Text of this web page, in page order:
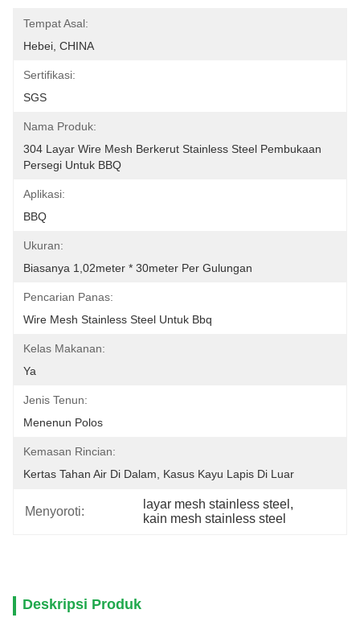
Tempat Asal:
Hebei, CHINA
Sertifikasi:
SGS
Nama Produk:
304 Layar Wire Mesh Berkerut Stainless Steel Pembukaan
Persegi Untuk BBQ
Aplikasi:
BBQ
Ukuran:
Biasanya 1,02meter * 30meter Per Gulungan
Pencarian Panas:
Wire Mesh Stainless Steel Untuk Bbq
Kelas Makanan:
Ya
Jenis Tenun:
Menenun Polos
Kemasan Rincian:
Kertas Tahan Air Di Dalam, Kasus Kayu Lapis Di Luar
Menyoroti:
layar mesh stainless steel ,
kain mesh stainless steel
Deskripsi Produk